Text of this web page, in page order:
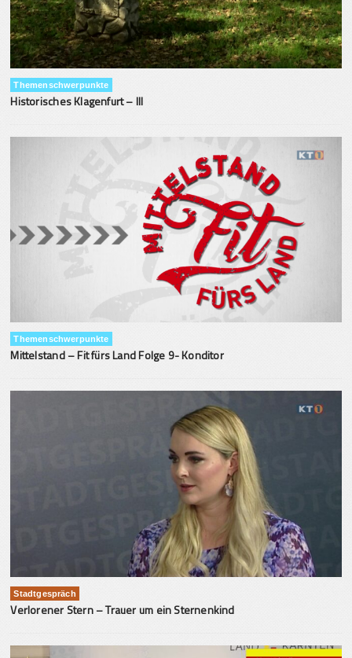
Themenschwerpunkte
Historisches Klagenfurt – III
Themenschwerpunkte
Mittelstand – Fit fürs Land Folge 9- Konditor
Stadtgespräch
Verlorener Stern – Trauer um ein Sternenkind